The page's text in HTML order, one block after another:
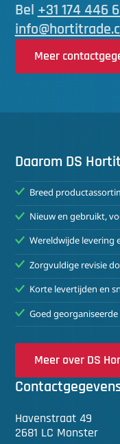
Bel +31 174 446
Meer
Daarom DS
Breed
Nieuw en gebruikt,
Wereldwijde levering
Zorgvuldige revisie
Korte levertijden en
Goed
Meer over DS
Havenstraat 49
2681 LC Monster